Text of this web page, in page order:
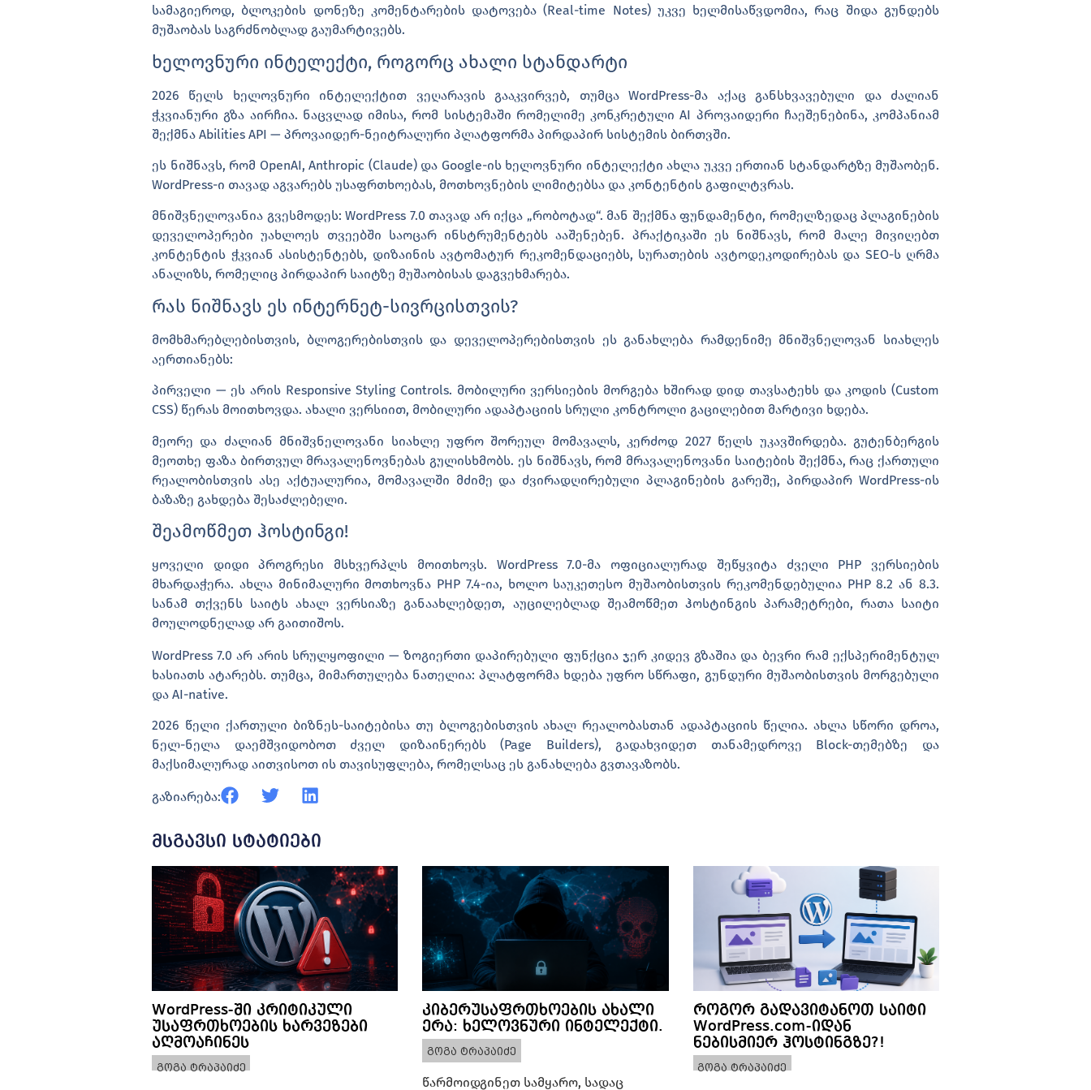
სამაგიეროდ, ბლოკების დონეზე კომენტარების დატოვება (Real-time Notes) უკვე ხელმისაწვდომია, რაც შიდა გუნდებს
მუშაობას საგრძნობლად გაუმარტივებს.
ხელოვნური ინტელექტი, როგორც ახალი სტანდარტი
2026 წელს ხელოვნური ინტელექტით ვეღარავის გააკვირვებ, თუმცა WordPress-მა აქაც განსხვავებული და ძალიან
ჭკვიანური გზა აირჩია. ნაცვლად იმისა, რომ სისტემაში რომელიმე კონკრეტული AI პროვაიდერი ჩაეშენებინა, კომპანიამ
შექმნა Abilities API — პროვაიდერ-ნეიტრალური პლატფორმა პირდაპირ სისტემის ბირთვში.
ეს ნიშნავს, რომ OpenAI, Anthropic (Claude) და Google-ის ხელოვნური ინტელექტი ახლა უკვე ერთიან სტანდარტზე მუშაობენ.
WordPress-ი თავად აგვარებს უსაფრთხოებას, მოთხოვნების ლიმიტებსა და კონტენტის გაფილტვრას.
მნიშვნელოვანია გვესმოდეს: WordPress 7.0 თავად არ იქცა „რობოტად“. მან შექმნა ფუნდამენტი, რომელზედაც პლაგინების
დეველოპერები უახლოეს თვეებში საოცარ ინსტრუმენტებს ააშენებენ. პრაქტიკაში ეს ნიშნავს, რომ მალე მივიღებთ
კონტენტის ჭკვიან ასისტენტებს, დიზაინის ავტომატურ რეკომენდაციებს, სურათების ავტოდეკოდირებას და SEO-ს ღრმა
ანალიზს, რომელიც პირდაპირ საიტზე მუშაობისას დაგვეხმარება.
რას ნიშნავს ეს ინტერნეტ-სივრცისთვის?
მომხმარებლებისთვის, ბლოგერებისთვის და დეველოპერებისთვის ეს განახლება რამდენიმე მნიშვნელოვან სიახლეს
აერთიანებს:
პირველი — ეს არის Responsive Styling Controls. მობილური ვერსიების მორგება ხშირად დიდ თავსატეხს და კოდის (Custom
CSS) წერას მოითხოვდა. ახალი ვერსიით, მობილური ადაპტაციის სრული კონტროლი გაცილებით მარტივი ხდება.
მეორე და ძალიან მნიშვნელოვანი სიახლე უფრო შორეულ მომავალს, კერძოდ 2027 წელს უკავშირდება. გუტენბერგის
მეოთხე ფაზა ბირთვულ მრავალენოვნებას გულისხმობს. ეს ნიშნავს, რომ მრავალენოვანი საიტების შექმნა, რაც ქართული
რეალობისთვის ასე აქტუალურია, მომავალში მძიმე და ძვირადღირებული პლაგინების გარეშე, პირდაპირ WordPress-ის
ბაზაზე გახდება შესაძლებელი.
შეამოწმეთ ჰოსტინგი!
ყოველი დიდი პროგრესი მსხვერპლს მოითხოვს. WordPress 7.0-მა ოფიციალურად შეწყვიტა ძველი PHP ვერსიების
მხარდაჭერა. ახლა მინიმალური მოთხოვნა PHP 7.4-ია, ხოლო საუკეთესო მუშაობისთვის რეკომენდებულია PHP 8.2 ან 8.3.
სანამ თქვენს საიტს ახალ ვერსიაზე განაახლებდეთ, აუცილებლად შეამოწმეთ ჰოსტინგის პარამეტრები, რათა საიტი
მოულოდნელად არ გაითიშოს.
WordPress 7.0 არ არის სრულყოფილი — ზოგიერთი დაპირებული ფუნქცია ჯერ კიდევ გზაშია და ბევრი რამ ექსპერიმენტულ
ხასიათს ატარებს. თუმცა, მიმართულება ნათელია: პლატფორმა ხდება უფრო სწრაფი, გუნდური მუშაობისთვის მორგებული
და AI-native.
2026 წელი ქართული ბიზნეს-საიტებისა თუ ბლოგებისთვის ახალ რეალობასთან ადაპტაციის წელია. ახლა სწორი დროა,
ნელ-ნელა დაემშვიდობოთ ძველ დიზაინერებს (Page Builders), გადახვიდეთ თანამედროვე Block-თემებზე და
მაქსიმალურად აითვისოთ ის თავისუფლება, რომელსაც ეს განახლება გვთავაზობს.
გაზიარება:
მსგავსი სტატიები
WordPress-ში კრიტიკული
უსაფრთხოების ხარვეზები
აღმოაჩინეს
გოგა ტრაპაიძე
კიბერუსაფრთხოების ახალი
ერა: ხელოვნური ინტელექტი.
გოგა ტრაპაიძე
წარმოიდგინეთ სამყარო, სადაც
როგორ გადავიტანოთ საიტი
WordPress.com-იდან
ნებისმიერ ჰოსტინგზე?!
გოგა ტრაპაიძე